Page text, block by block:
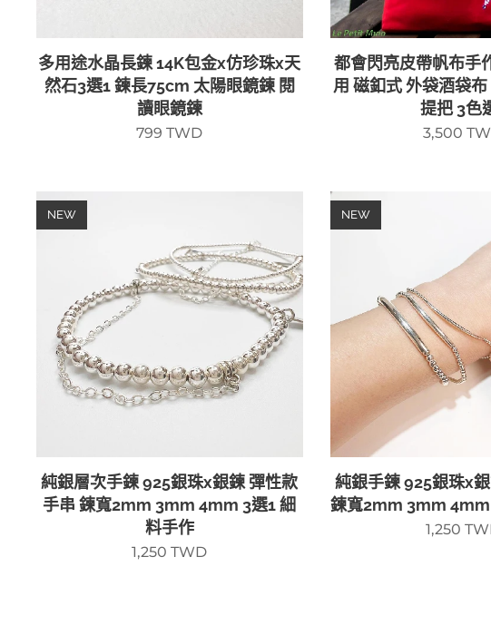
多用途水晶長鍊 14K包金x仿珍珠x天
然石3選1 鍊長75cm 太陽眼鏡鍊 閱
讀眼鏡鍊
799 TWD
都會閃亮皮帶帆布手
用 磁釦式 外袋酒袋
提把 3色
3,500
純銀層次手鍊 925銀珠x銀鍊 彈性款
手串 鍊寬2mm 3mm 4mm 3選1 細
料手作
NEW
1,250 TWD
純銀手鍊 925銀珠x
鍊寬2mm 3mm 4mm
NEW
1,250